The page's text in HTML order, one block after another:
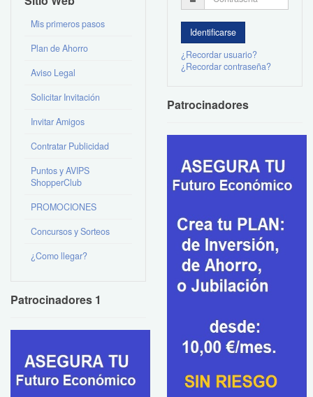
Mis primeros pasos
Plan de Ahorro
Aviso Legal
Solicitar Invitación
Invitar Amigos
Contratar Publicidad
Puntos y AVIPS
ShopperClub
PROMOCIONES
Concursos y Sorteos
¿Como llegar?
Patrocinadores 1
¿Recordar usuario?
¿Recordar contraseña?
Patrocinadores